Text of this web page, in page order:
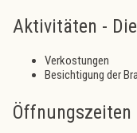
Aktivitäten -
Verkostungen
Besichtigung der
Öffnungszeiten